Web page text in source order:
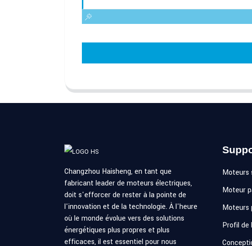
Changzhou Haisheng, en tant que
fabricant leader de moteurs électriques,
doit s'efforcer de rester à la pointe de
l'innovation et de la technologie. À l'heure
où le monde évolue vers des solutions
énergétiques plus propres et plus
efficaces, il est essentiel pour nous
Moteurs
Moteur
Moteurs
Profil de